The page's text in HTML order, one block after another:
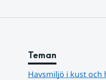
Teman
Havsmiljö i kust och